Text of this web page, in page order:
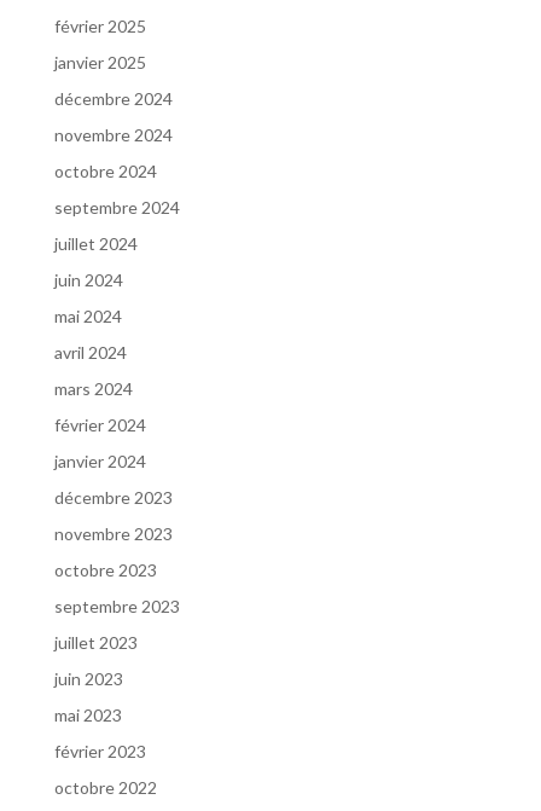
février 2025
janvier 2025
décembre 2024
novembre 2024
octobre 2024
septembre 2024
juillet 2024
juin 2024
mai 2024
avril 2024
mars 2024
février 2024
janvier 2024
décembre 2023
novembre 2023
octobre 2023
septembre 2023
juillet 2023
juin 2023
mai 2023
février 2023
octobre 2022